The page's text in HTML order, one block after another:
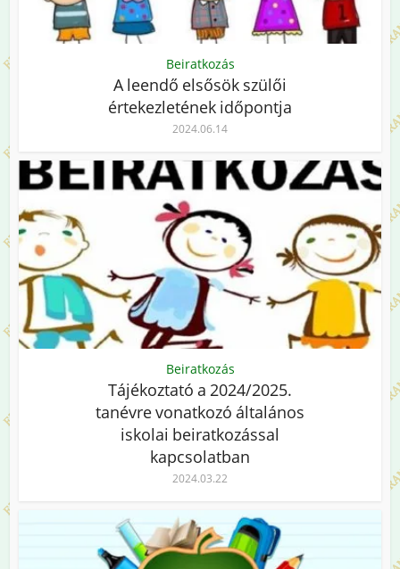
Beiratkozás
A leendő elsősök szülői
értekezletének időpontja
2024.06.14
Beiratkozás
Tájékoztató a 2024/2025.
tanévre vonatkozó általános
iskolai beiratkozással
kapcsolatban
2024.03.22